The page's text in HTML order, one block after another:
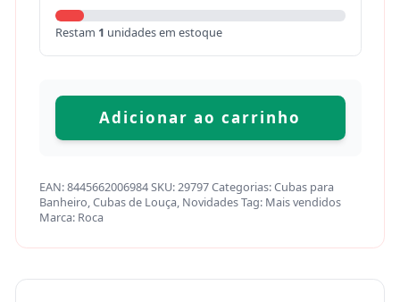
Restam 1 unidades em estoque
Adicionar ao carrinho
EAN:8445662006984SKU: 29797Categorias:Cubas para
Banheiro Cubas de Louça NovidadesTag: Mais vendidos
Marca: Roca